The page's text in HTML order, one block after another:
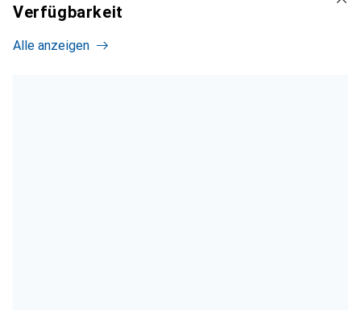
Verfügbarkeit
Alle anzeigen